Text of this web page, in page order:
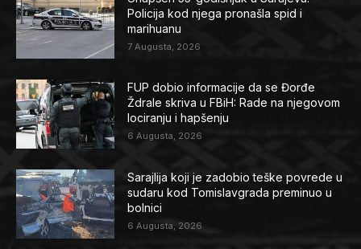
Policija kod njega pronašla spid i
marihuanu
7 Augusta, 2026
FUP dobio informacije da se Đorđe
Ždrale skriva u FBiH: Rade na njegovom
lociranju i hapšenju
6 Augusta, 2026
Sarajlija koji je zadobio teške povrede u
sudaru kod Tomislavgrada preminuo u
bolnici
6 Augusta, 2026